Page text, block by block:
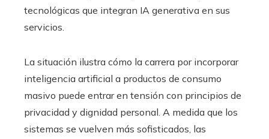
tecnológicas que integran IA generativa en sus
servicios.
La situación ilustra cómo la carrera por incorporar
inteligencia artificial a productos de consumo
masivo puede entrar en tensión con principios de
privacidad y dignidad personal. A medida que los
sistemas se vuelven más sofisticados, las